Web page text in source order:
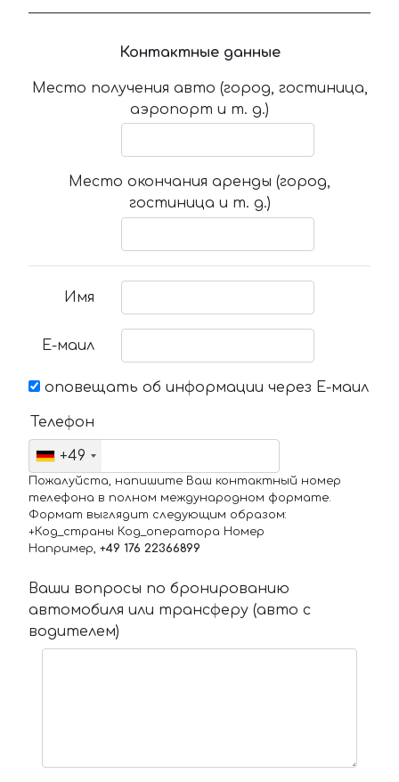
Контактные данные
Место получения авто (город, гостиница,
аэропорт и т. д.)
Место окончания аренды (город,
гостиница и т. д.)
Имя
Е-маил
оповещать об информации через Е-маил
Телефон
+49
Пожалуйста, напишите Ваш контактный номер
телефона в полном международном формате.
Формат выглядит следующим образом:
+Код_страны Код_оператора Номер
Например, +49 176 22366899
Ваши вопросы по бронированию
автомобиля или трансферу (авто с
водителем)